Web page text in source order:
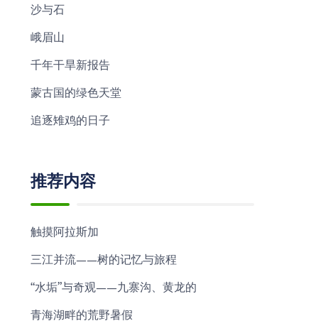
沙与石
峨眉山
千年干旱新报告
蒙古国的绿色天堂
追逐雉鸡的日子
推荐内容
触摸阿拉斯加
三江并流——树的记忆与旅程
“水垢”与奇观——九寨沟、黄龙的
青海湖畔的荒野暑假